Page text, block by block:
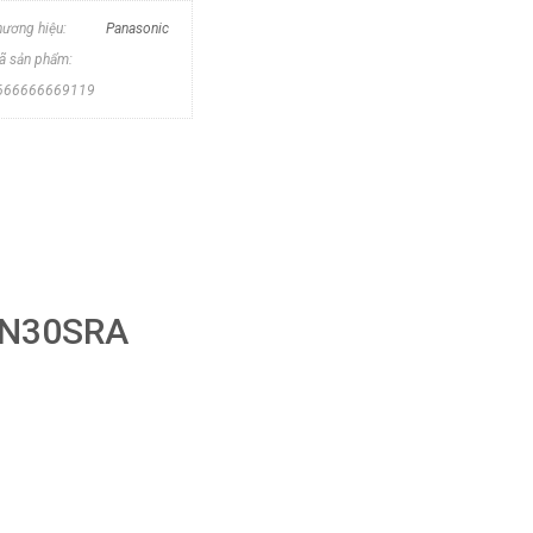
hiệu:
Panasonic
sản phẩm: